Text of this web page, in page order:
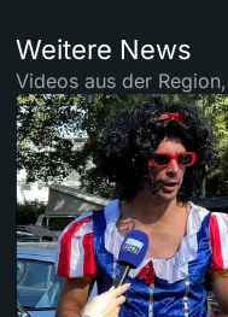
Weitere News
Videos aus der